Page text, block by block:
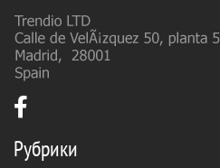
Рубрики